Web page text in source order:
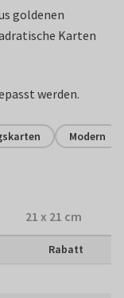
goldenen
Karten
werden.
Modern
21 x 21 cm
Rabatt